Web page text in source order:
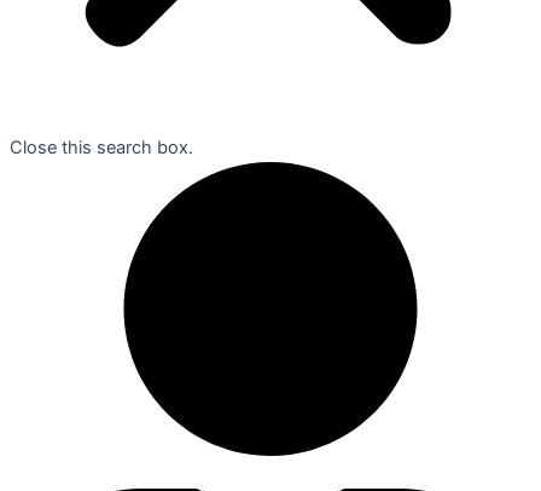
Close this search box.